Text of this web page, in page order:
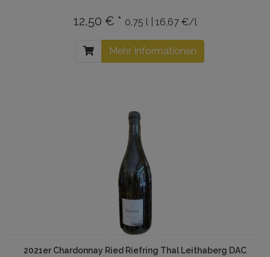
12,50 € * 0.75 l | 16,67 €/l
Mehr Informationen
2021er Chardonnay Ried Riefring Thal Leithaberg DAC